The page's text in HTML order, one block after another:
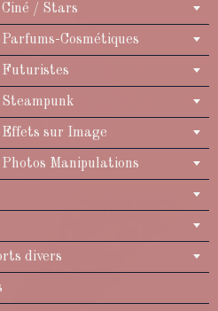
/ Stars
Cosmétiques
Futuristes
sur Image
Manipulations
divers